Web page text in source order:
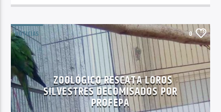
NOTICIAS 0
ZOOLÓGICO RESCATA LOROS
SILVESTRES DECOMISADOS POR
PROFEPA